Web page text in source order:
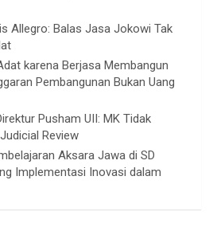
Allegro: Balas Jasa Jokowi Tak
karena Berjasa Membangun
Pembangunan Bukan Uang
Pusham UII: MK Tidak
Review
Aksara Jawa di SD
Implementasi Inovasi dalam